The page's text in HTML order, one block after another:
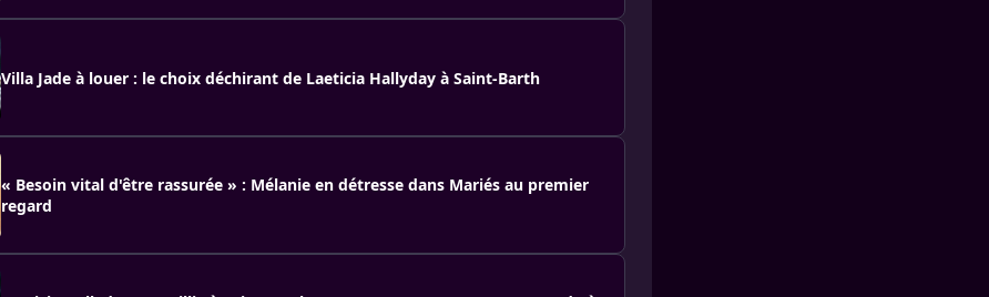
Villa Jade à louer : le choix déchirant de Laeticia Hallyday à Saint-Barth
« Besoin vital d'être rassurée » : Mélanie en détresse dans Mariés au premier
regard